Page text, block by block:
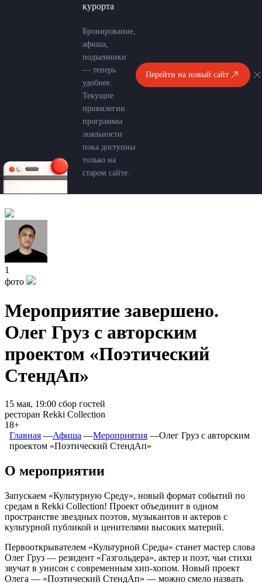
курорта
Бронирование,
афиша,
подъемники
— теперь
удобнее.
Текущие
привилегии
программы
лояльности
пока доступны
только на
старом сайте.
Перейти на новый сайт
1
фото
Мероприятие завершено.
Олег Груз c авторским
проектом «Поэтический
СтендАп»
15 мая, 19:00 сбор гостей
ресторан Rekki Collection
18+
Главная ―Афиша ―Мероприятия ―Олег Груз c авторским
проектом «Поэтический СтендАп»
О мероприятии
Запускаем «Культурную Среду», новый формат событий по
средам в Rekki Collection! Проект объединит в одном
пространстве звездных поэтов, музыкантов и актеров с
культурной публикой и ценителями высоких материй.
Первооткрывателем «Культурной Среды» станет мастер слова
Олег Груз — резидент «Газгольдера», актер и поэт, чьи стихи
звучат в унисон с современным хип-хопом. Новый проект
Олега — «Поэтический СтендАп» — можно смело назвать